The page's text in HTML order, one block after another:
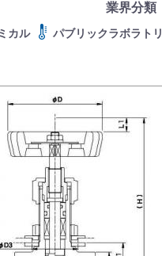
業界分類
カル パブリックラボラトリ